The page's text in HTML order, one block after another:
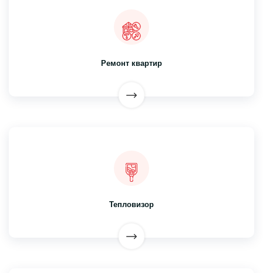
Ремонт квартир
Тепловизор